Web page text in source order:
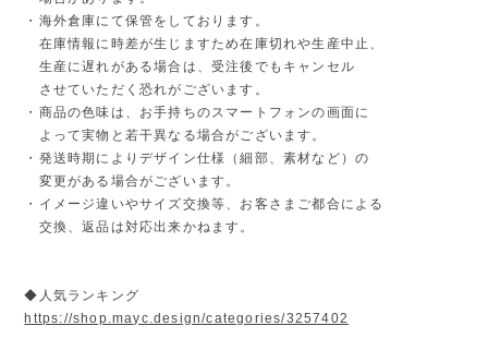
・海外倉庫にて保管をしております。
在庫情報に時差が生じますため在庫切れや生産中止、
生産に遅れがある場合は、受注後でもキャンセル
させていただく恐れがございます。
・商品の色味は、お手持ちのスマートフォンの画面に
よって実物と若干異なる場合がございます。
・発送時期によりデザイン仕様（細部、素材など）の
変更がある場合がございます。
・イメージ違いやサイズ交換等、お客さまご都合による
交換、返品は対応出来かねます。
◆人気ランキング
https://shop.mayc.design/categories/3257402